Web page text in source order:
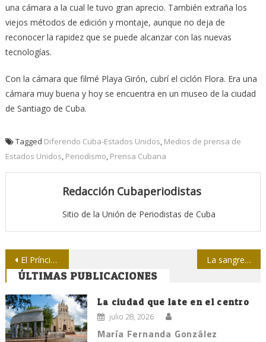
una cámara a la cual le tuvo gran aprecio. También extraña los
viejos métodos de edición y montaje, aunque no deja de
reconocer la rapidez que se puede alcanzar con las nuevas
tecnologías.
Con la cámara que filmé Playa Girón, cubrí el ciclón Flora. Era una
cámara muy buena y hoy se encuentra en un museo de la ciudad
de Santiago de Cuba.
Tagged Diferendo Cuba-Estados Unidos, Medios de prensa de
Estados Unidos, Periodismo, Prensa Cubana
Redacción Cubaperiodistas
Sitio de la Unión de Periodistas de Cuba
Navegación
de
entradas
El Príncipe de las palabras a medio siglo de su natalicio La sangre nombrada de Eduardo
ÚLTIMAS PUBLICACIONES
La ciudad que late en el centro
julio 28, 2026
María Fernanda González